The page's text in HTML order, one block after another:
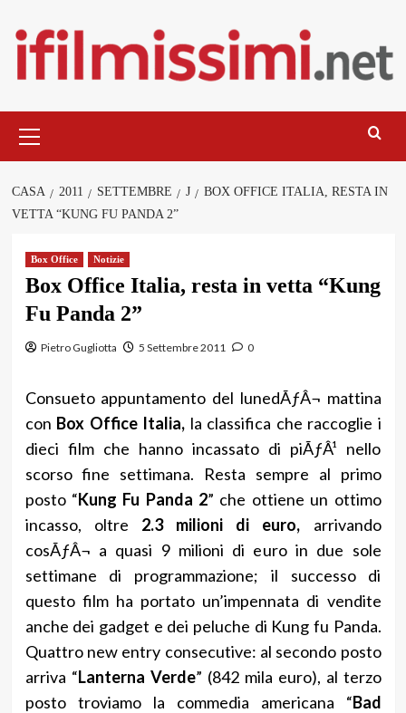
contenuto
principale
CASA 2011 SETTEMBRE J
BOX OFFICE ITALIA, RESTA IN
VETTA “KUNG FU PANDA 2”
Box Office Notizie
Box Office Italia, resta in vetta “Kung
Fu Panda 2”
Pietro Gugliotta 5 Settembre 2011 0
Consueto appuntamento del lunedÃƒÂ¬ mattina
con Box Office Italia, la classifica che raccoglie i
dieci film che hanno incassato di piÃƒÂ¹ nello
scorso fine settimana. Resta sempre al primo
posto “Kung Fu Panda 2” che ottiene un ottimo
incasso, oltre 2.3 milioni di euro, arrivando
cosÃƒÂ¬ a quasi 9 milioni di euro in due sole
settimane di programmazione; il successo di
questo film ha portato un’impennata di vendite
anche dei gadget e dei peluche di Kung fu Panda.
Quattro new entry consecutive: al secondo posto
arriva “Lanterna Verde” (842 mila euro), al terzo
posto troviamo la commedia americana “Bad